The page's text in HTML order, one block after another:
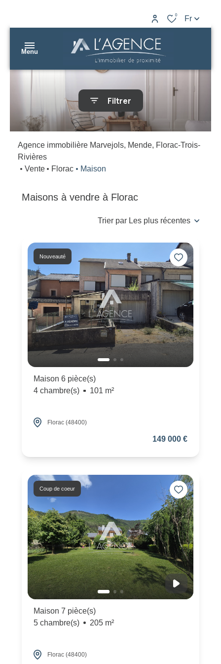
0 Fr
Menu
nos
biens
nos
agences
L’AGENCE
L’AGENCE
Mende
L’AGENCE
gestion
Filtrer
Agence immobilière Marvejols, Mende, Florac-Trois-
Rivières
Vente
Florac Maison
Maisons à vendre à Florac
Trier par Les plus récentes
Nouveauté
Maison 6 pièce(s)
4 chambre(s)
101 m²
Florac (48400)
149 000 €
Coup de coeur
Maison 7 pièce(s)
5 chambre(s)
205 m²
Florac (48400)